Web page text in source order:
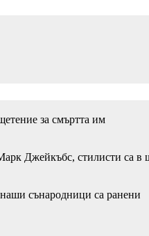
за смъртта им
Джейкъбс, стилисти са
сънародници са ранени